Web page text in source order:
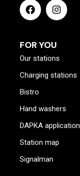
FOR YOU
Our stations
Charging stations
Bistro
Hand washers
DAPKA application
Station map
Signalman